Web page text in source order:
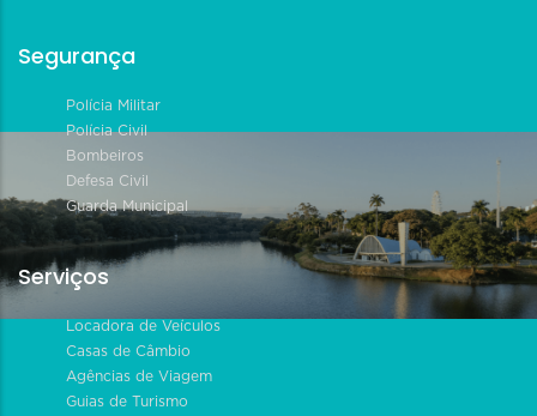
Segurança
Polícia Militar
Polícia Civil
Bombeiros
Defesa Civil
Guarda Municipal
Serviços
Locadora de Veículos
Casas de Câmbio
Agências de Viagem
Guias de Turismo